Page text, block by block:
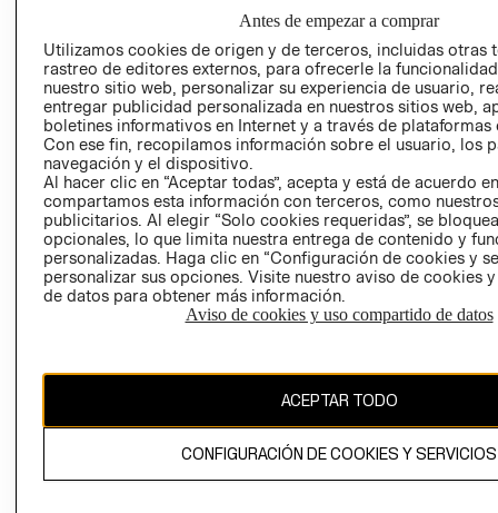
PROGRAMA DE
TRANSPARENCIA
Y ÉTICA (INGLÉS)
COMERCIO - SIC
PETICIONES
QUEJAS Y
RECLAMOS
Colombia ($)
CAMBIAR REGIÓN
El contenido de esta página web está protegido por copyright y es
Antes de empezar a comprar
Utilizamos cookies de origen y de terceros, incluidas otras
rastreo de editores externos, para ofrecerle la
nuestro sitio web, personalizar su experiencia de usuario,
entregar publicidad personalizada en nuestros sitios web,
boletines informativos en Internet y a través de plataformas
Con ese fin, recopilamos información sobre el usuario, los
navegación y el dispositivo.
Al hacer clic en “Aceptar todas”, acepta y está de acuerdo
compartamos esta información con terceros, como
publicitarios. Al elegir “Solo cookies requeridas”, se
opcionales, lo que limita nuestra entrega de contenido y
personalizadas. Haga clic en “Configuración de cookies y
personalizar sus opciones. Visite nuestro aviso de cookies
de datos para obtener más información.
Aviso de cookies y uso compartido de datos
ACEPTAR TODO
CONFIGURACIÓN DE COOKIES Y SERVICIOS